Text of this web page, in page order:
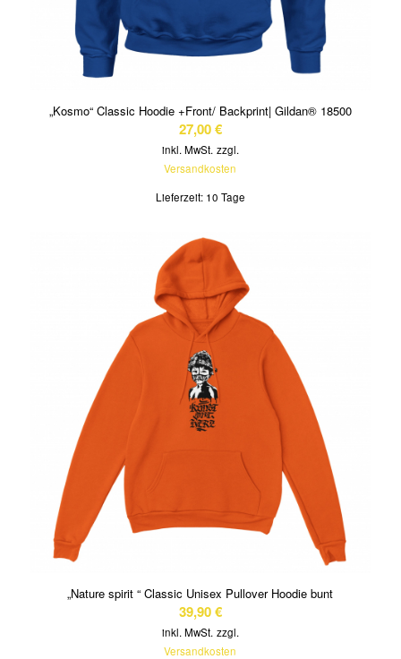
„Kosmo“ Classic Hoodie +Front/ Backprint| Gildan® 18500
27,00€
inkl. MwSt. zzgl.
Versandkosten
Lieferzeit: 10 Tage
„Nature spirit “ Classic Unisex Pullover Hoodie bunt
39,90€
inkl. MwSt. zzgl.
Versandkosten